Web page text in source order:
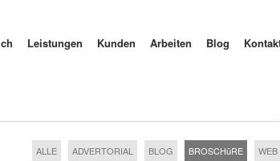
Leistungen Kunden Arbeiten Blog
ALLE ADVERTORIAL BLOG BROSCHüRE WEB